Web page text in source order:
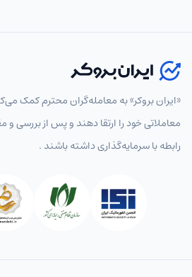
«ایران بروکر» به معامله‌گران محترم کمک
معاملاتی خود را ارتقا دهند و پس از بررسی
رابطه با سرمایه‌گذاری داشته باشند .